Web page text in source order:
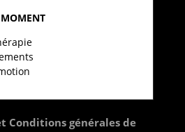
Conditions générales de